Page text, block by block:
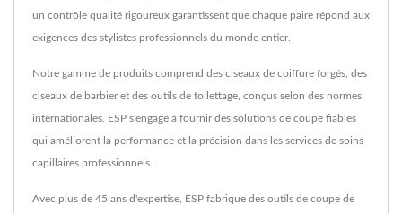
un contrôle qualité rigoureux garantissent que chaque paire répond aux
exigences des stylistes professionnels du monde entier.
Notre gamme de produits comprend des ciseaux de coiffure forgés, des
ciseaux de barbier et des outils de toilettage, conçus selon des normes
internationales. ESP s'engage à fournir des solutions de coupe fiables
qui améliorent la performance et la précision dans les services de soins
capillaires professionnels.
Avec plus de 45 ans d'expertise, ESP fabrique des outils de coupe de